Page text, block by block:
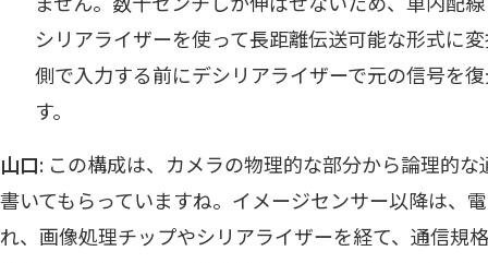
シリアライザーを使って長距離伝送可能な形式に
側で入力する前にデシリアライザーで元の信号を
す。
山口: この構成は、カメラの物理的な部分から論理的
書いてもらっていますね。イメージセンサー以降は、
れ、画像処理チップやシリアライザーを経て、通信規